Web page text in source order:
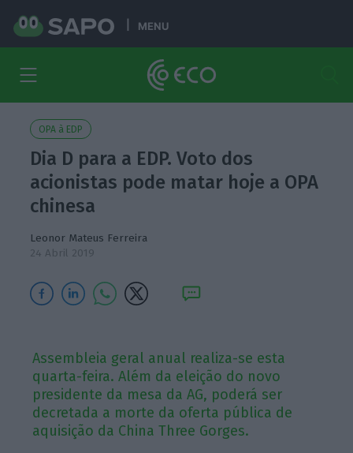
MENU
OPA à EDP
Dia D para a EDP. Voto dos
acionistas pode matar hoje a OPA
chinesa
Leonor Mateus Ferreira
24 Abril 2019
Assembleia geral anual realiza-se esta
quarta-feira. Além da eleição do novo
presidente da mesa da AG, poderá ser
decretada a morte da oferta pública de
aquisição da China Three Gorges.